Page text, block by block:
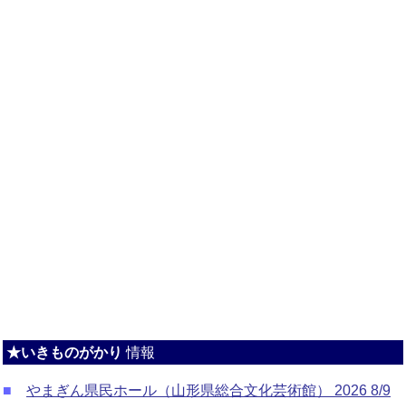
★いきものがかり情報
■
やまぎん県民ホール（山形県総合文化芸術館） 2026 8/9